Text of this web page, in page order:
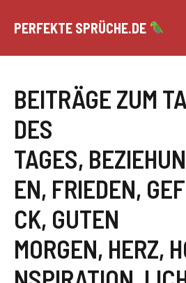
Inhalt
PERFEKTE SPRÜCHE.DE
BEITRÄGE ZUM
DES
TAGES,
EN, FRIEDEN,
CK, GUTEN
MORGEN, HERZ,